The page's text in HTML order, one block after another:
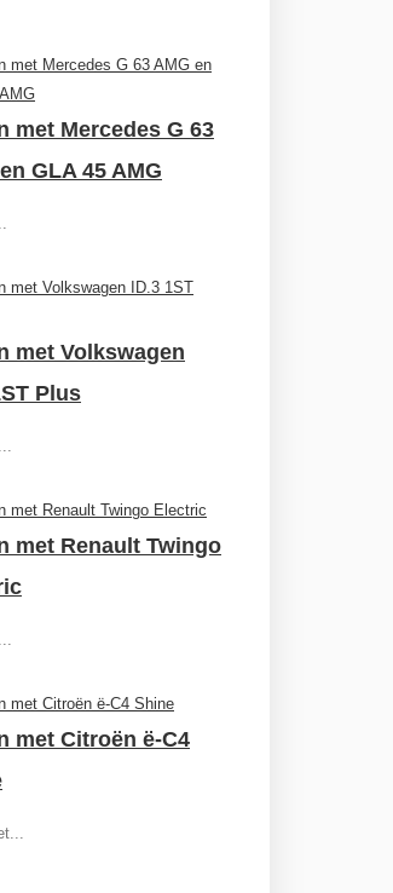
met Mercedes G 63
GLA 45 AMG
met Volkswagen
Plus
met Renault Twingo
met Citroën ë-C4